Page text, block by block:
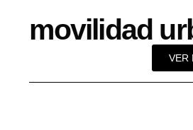
movilidad
VER